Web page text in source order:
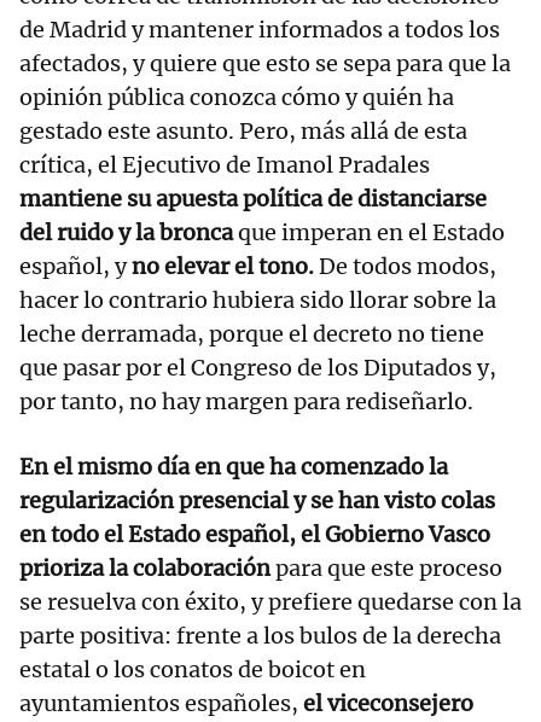
de Madrid y mantener informados a todos los
afectados, y quiere que esto se sepa para que la
opinión pública conozca cómo y quién ha
gestado este asunto. Pero, más allá de esta
crítica, el Ejecutivo de Imanol Pradales
mantiene su apuesta política de distanciarse
del ruido y la broncaque imperan en el Estado
español, yno elevar el tono.De todos modos,
hacer lo contrario hubiera sido llorar sobre la
leche derramada, porque el decreto no tiene
que pasar por el Congreso de los Diputados y,
por tanto, no hay margen para rediseñarlo.
En el mismo día en que ha comenzado la
regularización presencial y se han visto colas
en todo el Estado español, el Gobierno Vasco
prioriza la colaboraciónpara que este proceso
se resuelva con éxito, y prefiere quedarse con la
parte positiva: frente a los bulos de la derecha
estatal o los conatos de boicot en
ayuntamientos españoles, el viceconsejero